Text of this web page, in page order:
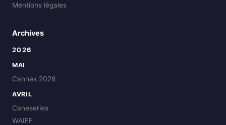
Mentions légales
Archives
2026
MAI
Cannes 2026
AVRIL
Caneseries
WAIFF